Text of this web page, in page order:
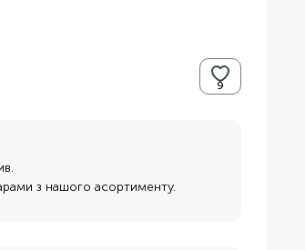
з нашого асортименту.